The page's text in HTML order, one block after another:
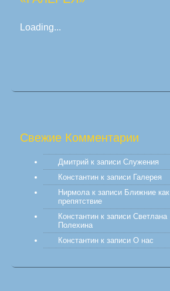
Loading...
Свежие Комментарии
Дмитрийк записи Служения
Константинк записи Галерея
Нирмолак записи Ближние как
препятствие
Константинк записи Светлана
Полехина
Константинк записи О нас